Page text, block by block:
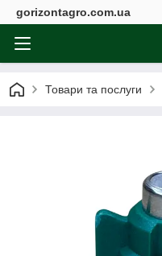
gorizontagro.com.ua
Товари та послуги